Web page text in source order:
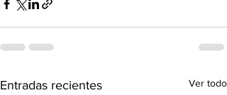
Entradas recientes Ver todo